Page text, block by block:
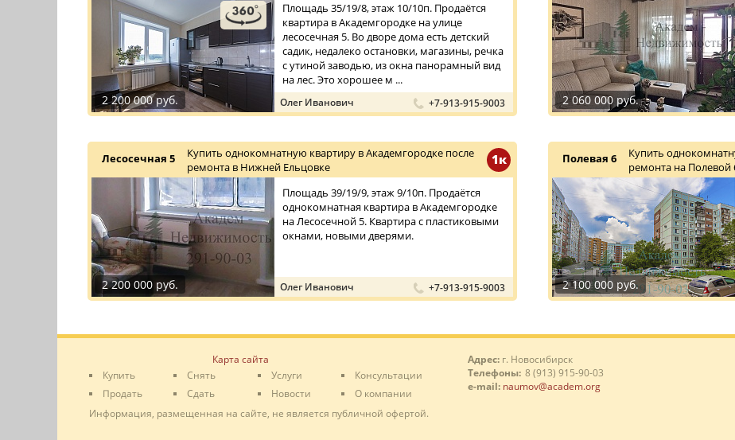
2 200 000 руб.
Площадь 35/19/8, этаж 10/10п. Продаётся
квартира в Академгородке на улице
лесосечная 5. Во дворе дома есть детский
садик, недалеко остановки, магазины, речка
с утиной заводью, из окна панорамный вид
на лес. Это хорошее м ...
Олег Иванович +7-913-915-9003 2 060 000 руб.
1к
Лесосечная 5
Купить однокомнатную квартиру в Академгородке после
ремонта в Нижней Ельцовке
2 200 000 руб.
Площадь 39/19/9, этаж 9/10п. Продаётся
однокомнатная квартира в Академгородке
на Лесосечной 5. Квартира с пластиковыми
окнами, новыми дверями.
Олег Иванович +7-913-915-9003
Полевая 6
Купить
ремонта на Полевой
2 100 000 руб.
Карта сайта
Купить
Продать
Снять
Сдать
Услуги
Новости
Консультации
О компании
Информация, размещенная на сайте, не является публичной офертой.
Адрес: г. Новосибирск
Телефоны: 8 (913) 915-90-03
e-mail: naumov@academ.org